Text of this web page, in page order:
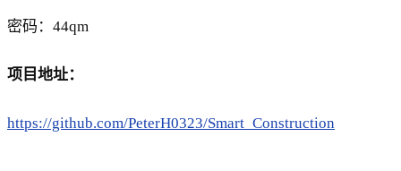
密码：44qm
项目地址：
https://github.com/PeterH0323/Smart_Construction